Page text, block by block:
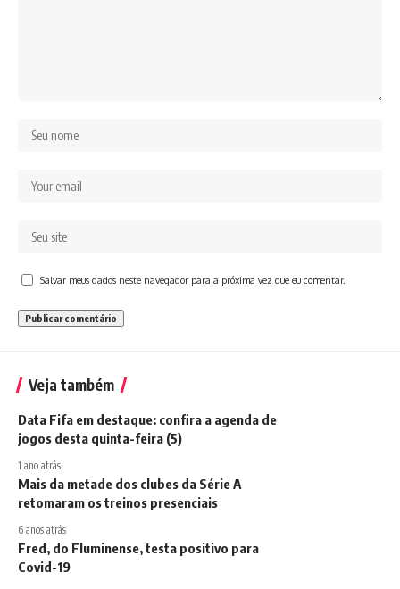
Salvar meus dados neste navegador para a próxima vez que eu comentar.
Veja também
Data Fifa em destaque: confira a agenda de
jogos desta quinta-feira (5)
1 ano atrás
Mais da metade dos clubes da Série A
retomaram os treinos presenciais
6 anos atrás
Fred, do Fluminense, testa positivo para
Covid-19